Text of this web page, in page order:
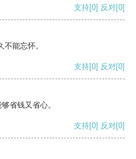
支持[0] 反对[0]
能忘怀。
支持[0] 反对[0]
省钱又省心。
支持[0] 反对[0]